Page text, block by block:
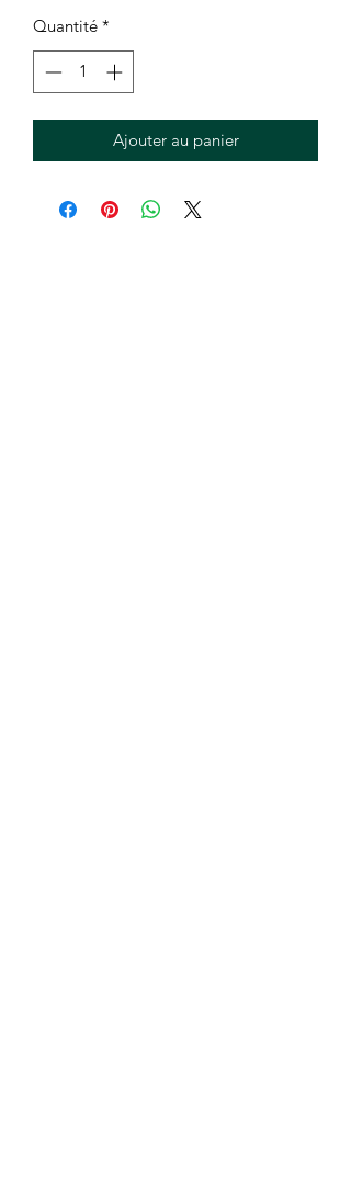
Quantité *
Ajouter au panier